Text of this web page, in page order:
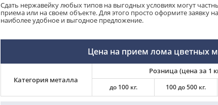
Сдать нержавейку любых типов на выгодных условиях могут
приема или на своем объекте. Для этого просто оформите заявку
наиболее удобное и выгодное предложение.
Цена на прием лома цветных
Категория металла
Розница (цена за 1
до 100 кг. 100 до 500 кг.